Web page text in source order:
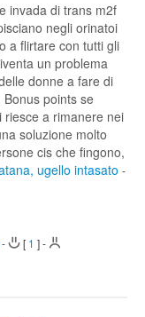
invada di trans m2f
negli orinatoi
a flirtare con tutti gli
un problema
donne a fare di
points se
riesce a rimanere nei
soluzione molto
cis che fingono,
ugello intasato -
- [ 1 ]-